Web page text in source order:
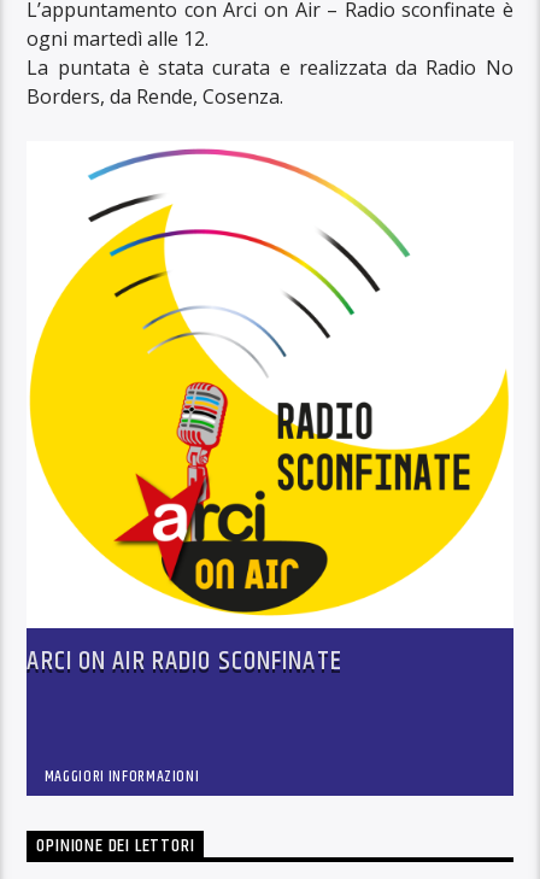
L’appuntamento con Arci on Air – Radio sconfinate è
ogni martedì alle 12.
La puntata è stata curata e realizzata da Radio No
Borders, da Rende, Cosenza.
ARCI ON AIR RADIO SCONFINATE
MAGGIORI INFORMAZIONI
OPINIONE DEI LETTORI